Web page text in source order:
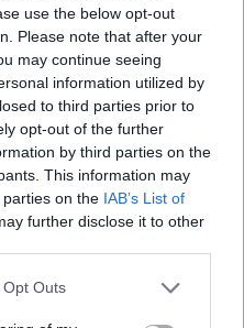
use the below opt-out
Please note that after your
may continue seeing
information utilized by
to third parties prior to
opt-out of the further
by third parties on the
This information may
on the IAB’s List of
further disclose it to other
Outs